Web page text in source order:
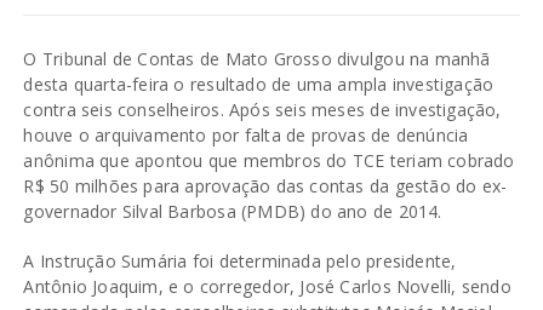
O Tribunal de Contas de Mato Grosso divulgou na manhã
desta quarta-feira o resultado de uma ampla investigação
contra seis conselheiros. Após seis meses de investigação,
houve o arquivamento por falta de provas de denúncia
anônima que apontou que membros do TCE teriam cobrado
R$ 50 milhões para aprovação das contas da gestão do ex-
governador Silval Barbosa (PMDB) do ano de 2014.
A Instrução Sumária foi determinada pelo presidente,
Antônio Joaquim, e o corregedor, José Carlos Novelli, sendo